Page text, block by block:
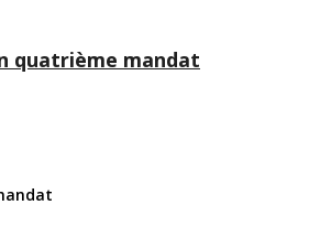
quatrième mandat